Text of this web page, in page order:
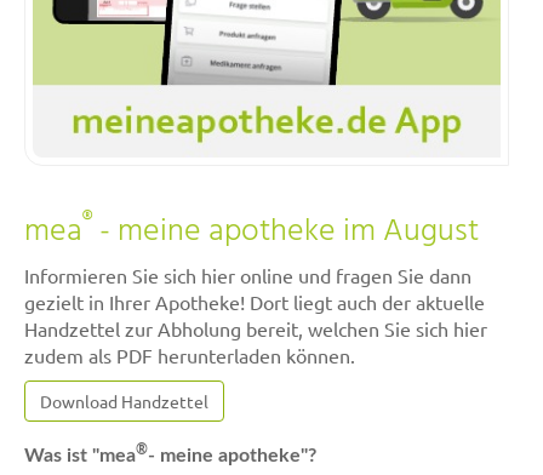
mea® - meine apotheke im August
Informieren Sie sich hier online und fragen Sie dann
gezielt in Ihrer Apotheke! Dort liegt auch der aktuelle
Handzettel zur Abholung bereit, welchen Sie sich hier
zudem als PDF herunterladen können.
Download Handzettel
Was ist "mea®- meine apotheke"?